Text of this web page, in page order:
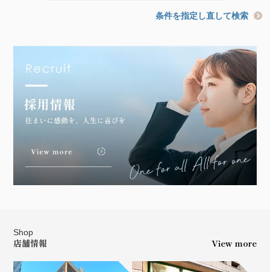
条件を指定し直して検索
Shop
店舗情報 View more